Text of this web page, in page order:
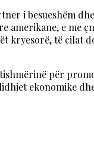
i besueshëm
e me
kryesorë, të cilat
për
ekonomike